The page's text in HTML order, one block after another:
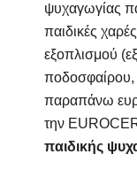
ψυχαγωγίας
παιδικές
εξοπλισμού
ποδοσφαίρου,
παραπάνω
την
παιδικής